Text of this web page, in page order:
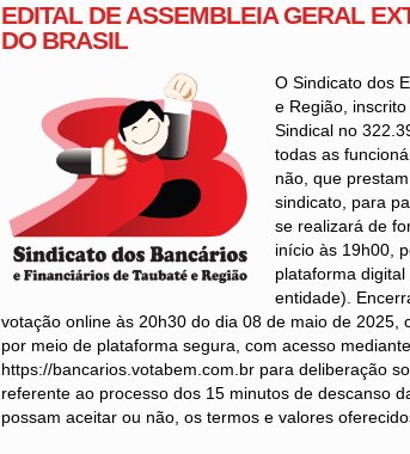
EDITAL DE ASSEMBLEIA GERAL
DO BRASIL
O Sindicato dos
e Região,
Sindical no
todas as
não, que
sindicato, para
se realizará de
início às 19h00,
plataforma
entidade).
votação online às 20h30 do dia 08 de maio de
por meio de plataforma segura, com acesso
https://bancarios.votabem.com.br para deliberação
referente ao processo dos 15 minutos de descanso
possam aceitar ou não, os termos e valores